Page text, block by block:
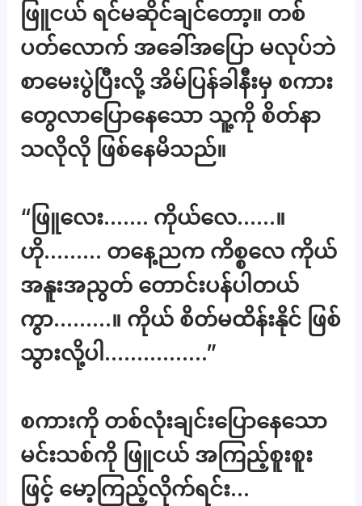
ဖြူငယ် ရင်မဆိုင်ချင်တော့။ တစ်
ပတ်လောက် အခေါ်အပြော မလုပ်ဘဲ
စာမေးပွဲပြီးလို့ အိမ်ပြန်ခါနီးမှ စကား
တွေလာပြောနေသော သူ့ကို စိတ်နာ
သလိုလို ဖြစ်နေမိသည်။
“ဖြူလေး……. ကိုယ်လေ……။
ဟို……… တနေ့ညက ကိစ္စလေ ကိုယ်
အနူးအညွတ် တောင်းပန်ပါတယ်
ကွာ………။ ကိုယ် စိတ်မထိန်းနိုင် ဖြစ်
သွားလို့ပါ…………….”
စကားကို တစ်လုံးချင်းပြောနေသော
မင်းသစ်ကို ဖြူငယ် အကြည့်စူးစူး
ဖြင့် မော့ကြည့်လိုက်ရင်း…